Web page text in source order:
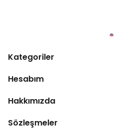
Kategoriler
Hesabım
Hakkımızda
Sözleşmeler